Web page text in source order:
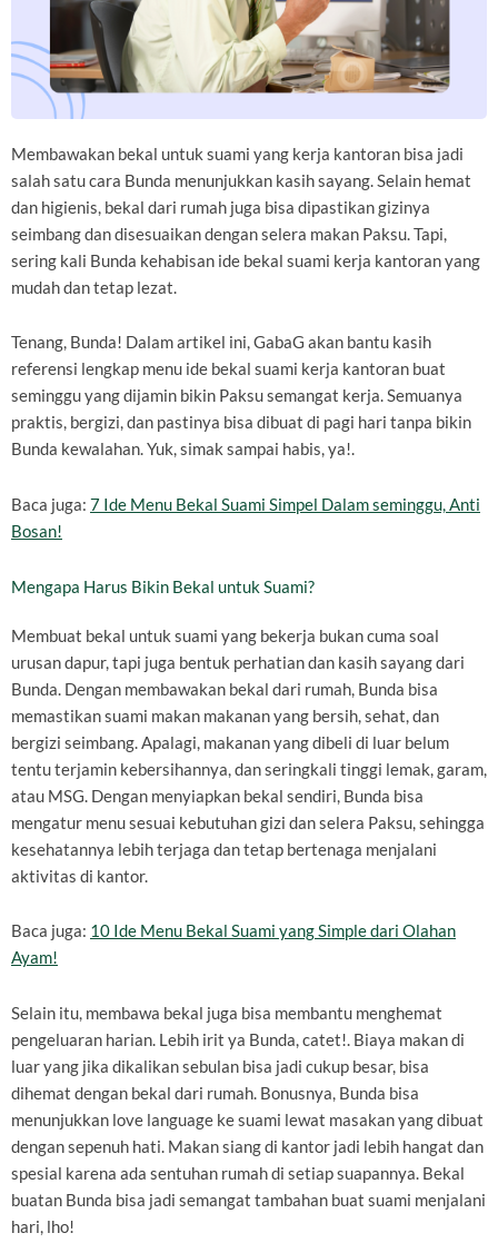
Membawakan bekal untuk suami yang kerja kantoran bisa jadi
salah satu cara Bunda menunjukkan kasih sayang. Selain hemat
dan higienis, bekal dari rumah juga bisa dipastikan gizinya
seimbang dan disesuaikan dengan selera makan Paksu. Tapi,
sering kali Bunda kehabisan ide bekal suami kerja kantoran yang
mudah dan tetap lezat.
Tenang, Bunda! Dalam artikel ini, GabaG akan bantu kasih
referensi lengkap menu ide bekal suami kerja kantoran buat
seminggu yang dijamin bikin Paksu semangat kerja. Semuanya
praktis, bergizi, dan pastinya bisa dibuat di pagi hari tanpa bikin
Bunda kewalahan. Yuk, simak sampai habis, ya!.
Baca juga: 7 Ide Menu Bekal Suami Simpel Dalam seminggu, Anti
Bosan!
Mengapa Harus Bikin Bekal untuk Suami?
Membuat bekal untuk suami yang bekerja bukan cuma soal
urusan dapur, tapi juga bentuk perhatian dan kasih sayang dari
Bunda. Dengan membawakan bekal dari rumah, Bunda bisa
memastikan suami makan makanan yang bersih, sehat, dan
bergizi seimbang. Apalagi, makanan yang dibeli di luar belum
tentu terjamin kebersihannya, dan seringkali tinggi lemak, garam,
atau MSG. Dengan menyiapkan bekal sendiri, Bunda bisa
mengatur menu sesuai kebutuhan gizi dan selera Paksu, sehingga
kesehatannya lebih terjaga dan tetap bertenaga menjalani
aktivitas di kantor.
Baca juga: 10 Ide Menu Bekal Suami yang Simple dari Olahan
Ayam!
Selain itu, membawa bekal juga bisa membantu menghemat
pengeluaran harian. Lebih irit ya Bunda, catet!. Biaya makan di
luar yang jika dikalikan sebulan bisa jadi cukup besar, bisa
dihemat dengan bekal dari rumah. Bonusnya, Bunda bisa
menunjukkan love language ke suami lewat masakan yang dibuat
dengan sepenuh hati. Makan siang di kantor jadi lebih hangat dan
spesial karena ada sentuhan rumah di setiap suapannya. Bekal
buatan Bunda bisa jadi semangat tambahan buat suami menjalani
hari, lho!